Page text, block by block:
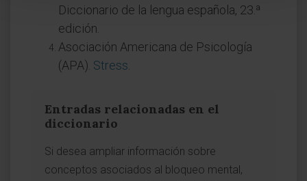
Diccionario de la lengua española, 23.ª
edición.
Asociación Americana de Psicología
(APA). Stress
Entradas relacionadas en el
diccionario
Si desea ampliar información sobre
conceptos asociados al bloqueo mental,